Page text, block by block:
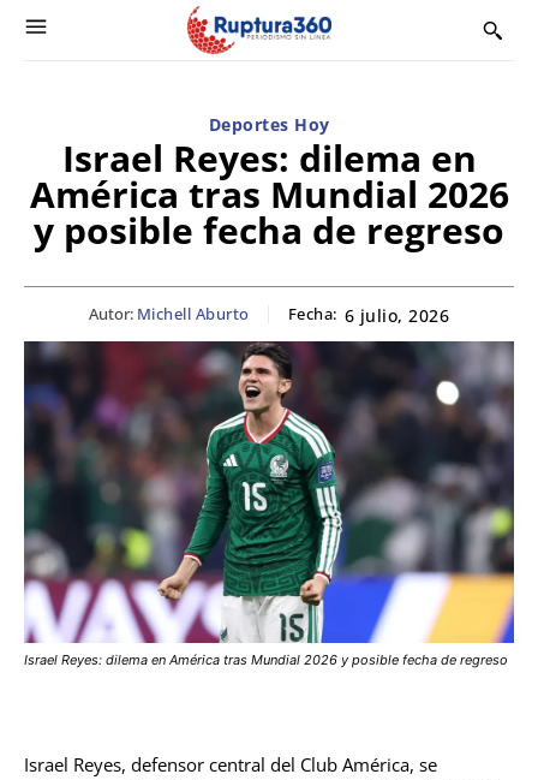
Deportes Hoy
Israel Reyes: dilema en
América tras Mundial 2026
y posible fecha de regreso
Autor: Michell Aburto Fecha: 6 julio, 2026
Israel Reyes: dilema en América tras Mundial 2026 y posible fecha de regreso
Israel Reyes, defensor central del Club América, se